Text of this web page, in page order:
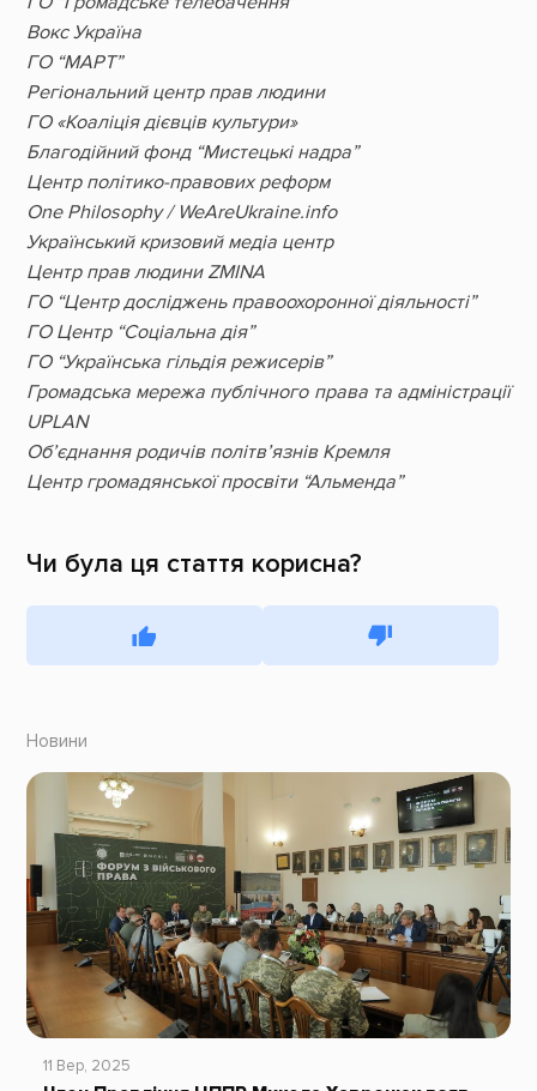
Вокс Україна
ГО “МАРТ”
Регіональний центр прав людини
ГО «Коаліція дієвців культури»
Благодійний фонд “Мистецькі надра”
Центр політико-правових реформ
One Philosophy / WeAreUkraine.info
Український кризовий медіа центр
Центр прав людини ZMINA
ГО “Центр досліджень правоохоронної діяльності”
ГО Центр “Соціальна дія”
ГО “Українська гільдія режисерів”
Громадська мережа публічного права та адміністрації
UPLAN
Об’єднання родичів політв’язнів Кремля
Центр громадянської просвіти “Альменда”
Чи була ця стаття корисна?
Новини
11 Вер, 2025